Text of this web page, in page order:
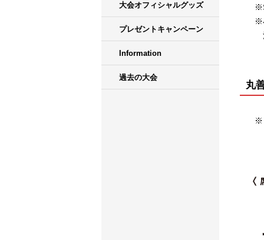
大会オフィシャルグッズ
プレゼントキャンペーン
Information
過去の大会
※
丸
※